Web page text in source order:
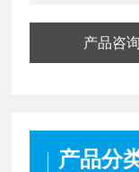
产品咨询
产品分